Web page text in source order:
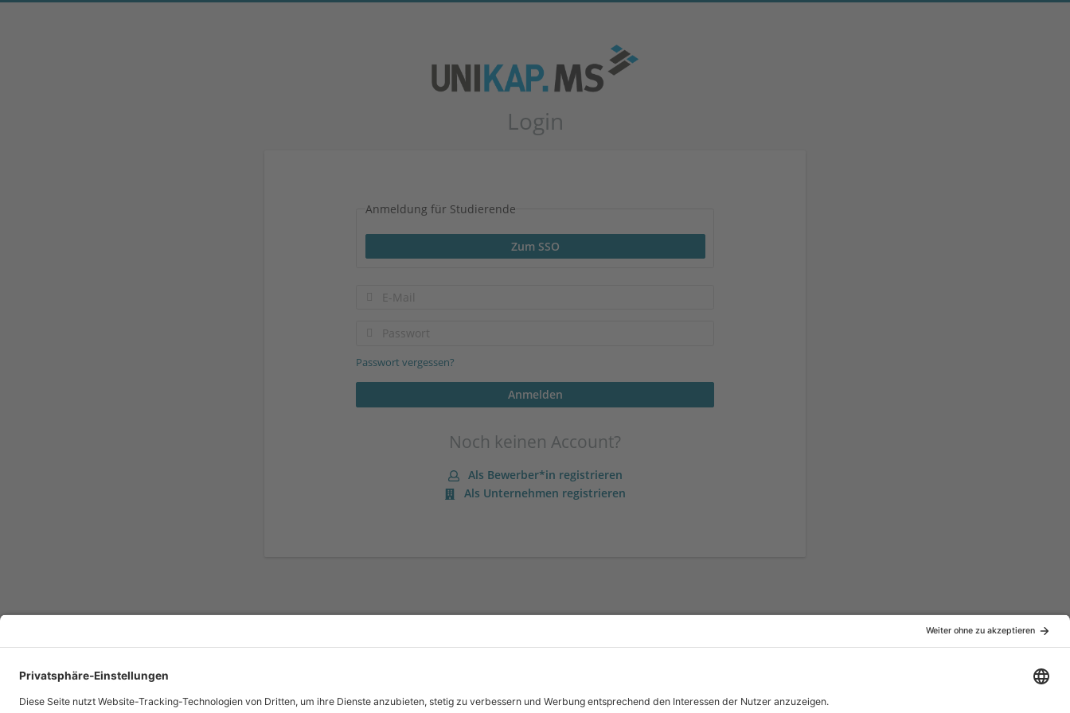
Login
Anmeldung für Studierende
Zum SSO
Passwort vergessen?
Noch keinen Account?
Als Bewerber*in registrieren
Als Unternehmen registrieren